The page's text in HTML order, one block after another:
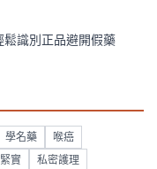
鬆識別正品避開假藥
學名藥 喉癌
實 私密護理